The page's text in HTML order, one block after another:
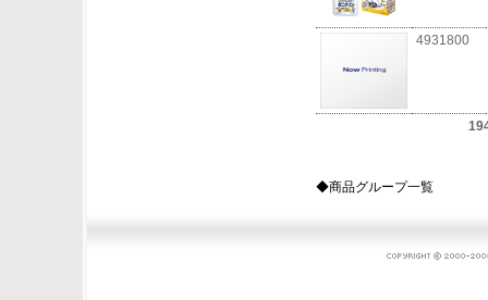
4931800
◆商品グループ一覧